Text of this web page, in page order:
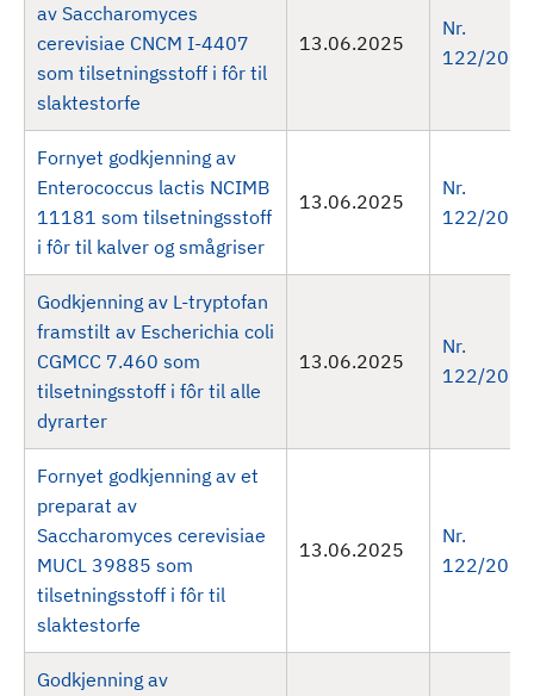
av Saccharomyces
cerevisiae CNCM I-4407
som tilsetningsstoff i fôr til
slaktestorfe
13.06.2025
Nr.
122/2025
Fornyet godkjenning av
Enterococcus lactis NCIMB
11181 som tilsetningsstoff
i fôr til kalver og smågriser
13.06.2025
Nr.
122/2025
Godkjenning av L-tryptofan
framstilt av Escherichia coli
CGMCC 7.460 som
tilsetningsstoff i fôr til alle
dyrarter
13.06.2025
Nr.
122/2025
Fornyet godkjenning av et
preparat av
Saccharomyces cerevisiae
MUCL 39885 som
tilsetningsstoff i fôr til
slaktestorfe
13.06.2025
Nr.
122/2025
Godkjenning av